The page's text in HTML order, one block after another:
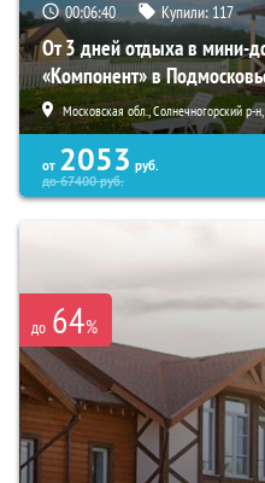
00:06:38 Купили: 117
От 3 дней отдыха в мини-
«Компонент» в
Московская обл., Солнечногорский р-
от 2053 руб.
до67400руб.
до 64%